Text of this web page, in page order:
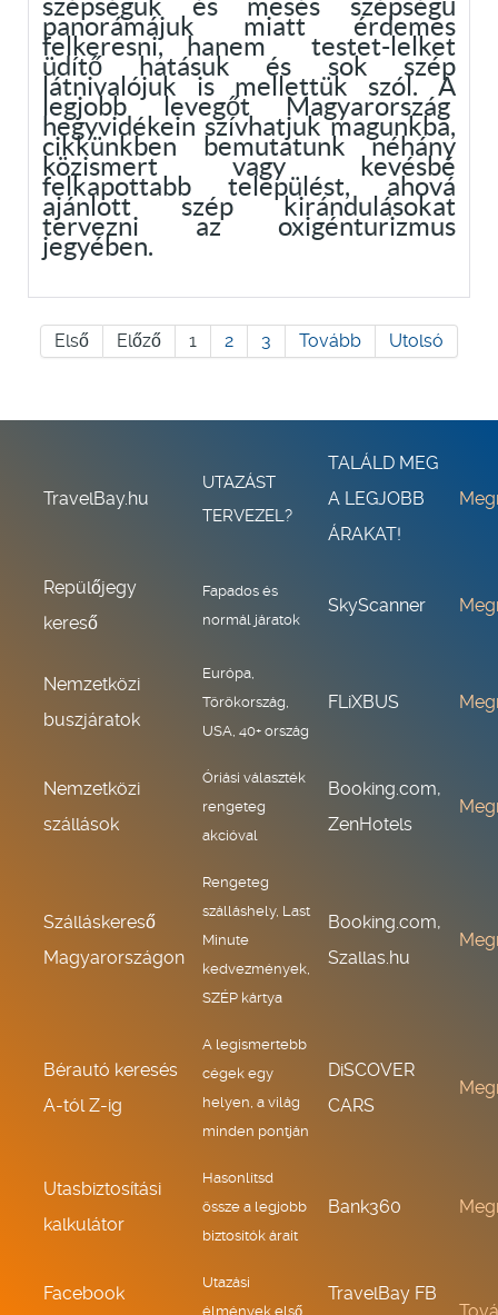
szépségük és mesés szépségű
panorámájuk miatt érdemes
felkeresni, hanem testet-lelket
üdítő hatásuk és sok szép
látnivalójuk is mellettük szól. A
legjobb levegőt Magyarország
hegyvidékein szívhatjuk magunkba,
cikkünkben bemutatunk néhány
közismert vagy kevésbé
felkapottabb települést, ahová
ajánlott szép kirándulásokat
tervezni az oxigénturizmus
jegyében.
Első Előző 1 2 3 Tovább Utolsó
TravelBay.hu
UTAZÁST
TERVEZEL?
TALÁLD MEG
A LEGJOBB
ÁRAKAT!
Repülőjegy
kereső
Fapados és
normál járatok
SkyScanner
Nemzetközi
buszjáratok
Európa,
Törökország,
USA, 40+ ország
FLiXBUS
Nemzetközi
szállások
Óriási választék
rengeteg
akcióval
Booking.com,
ZenHotels
Szálláskereső
Magyarországon
Rengeteg
szálláshely, Last
Minute
kedvezmények,
SZÉP kártya
Booking.com,
Szallas.hu
Bérautó keresés
A-tól Z-ig
A legismertebb
cégek egy
helyen, a világ
minden pontján
DiSCOVER
CARS
Utasbiztosítási
kalkulátor
Hasonlítsd
össze a legjobb
biztosítók árait
Bank360
Facebook
Utazási
élmények első
TravelBay FB